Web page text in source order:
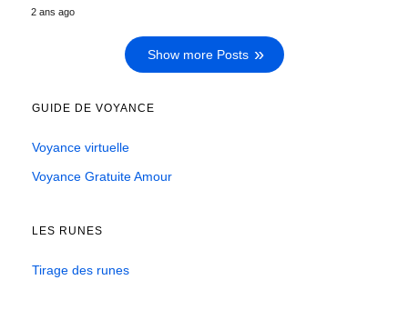
2 ans ago
Show more Posts
GUIDE DE VOYANCE
Voyance virtuelle
Voyance Gratuite Amour
LES RUNES
Tirage des runes